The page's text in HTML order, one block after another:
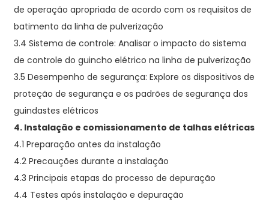
de operação apropriada de acordo com os requisitos de
batimento da linha de pulverização
3.4 Sistema de controle: Analisar o impacto do sistema
de controle do guincho elétrico na linha de pulverização
3.5 Desempenho de segurança: Explore os dispositivos de
proteção de segurança e os padrões de segurança dos
guindastes elétricos
4. Instalação e comissionamento de talhas elétricas
4.1 Preparação antes da instalação
4.2 Precauções durante a instalação
4.3 Principais etapas do processo de depuração
4.4 Testes após instalação e depuração